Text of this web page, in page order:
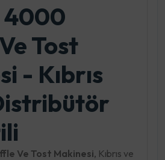
4000
Tost
- Kıbrıs
Ve Tost Makinesi, Kıbrıs ve